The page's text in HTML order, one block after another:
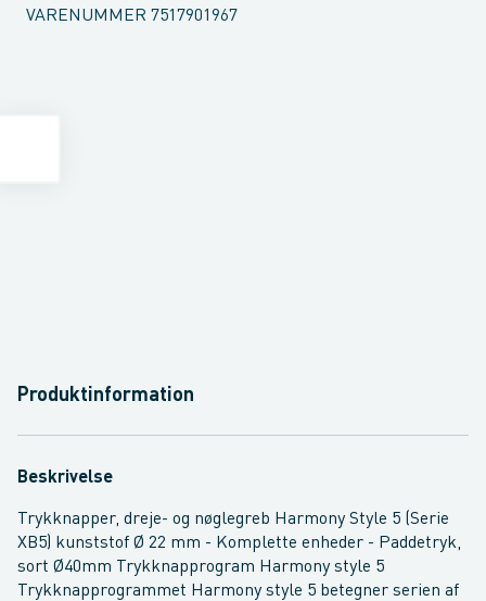
VARENUMMER 7517901967
Produktinformation
Beskrivelse
Trykknapper, dreje- og nøglegreb Harmony Style 5 (Serie
XB5) kunststof Ø 22 mm - Komplette enheder - Paddetryk,
sort Ø40mm Trykknapprogram Harmony style 5
Trykknapprogrammet Harmony style 5 betegner serien af